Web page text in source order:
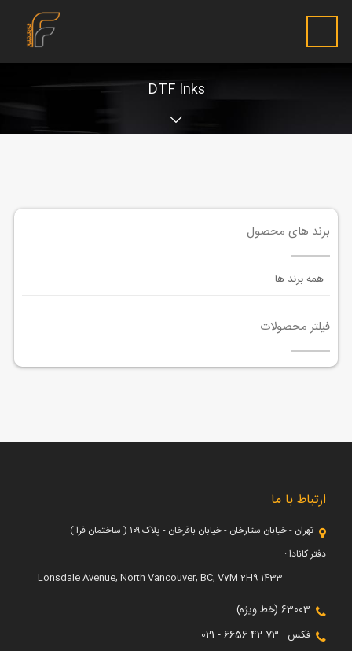
DTF Inks
برند های محصول
همه برند ها
فیلتر محصولات
ارتباط با ما
تهران - خیابان ستارخان - خیابان باقرخان - پلاک ۱۰۹ ( ساختمان فرا )
دفتر کانادا :
1433 Lonsdale Avenue, North Vancouver, BC, V7M 2H9
63003 (خط ویژه)
فکس : 73 42 6656 - 021